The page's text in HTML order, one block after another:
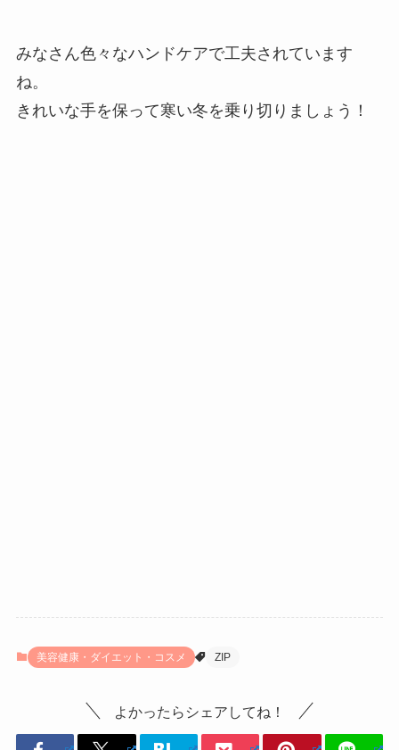
みなさん色々なハンドケアで工夫されています
ね。
きれいな手を保って寒い冬を乗り切りましょう！
美容健康・ダイエット・コスメ ZIP
よかったらシェアしてね！